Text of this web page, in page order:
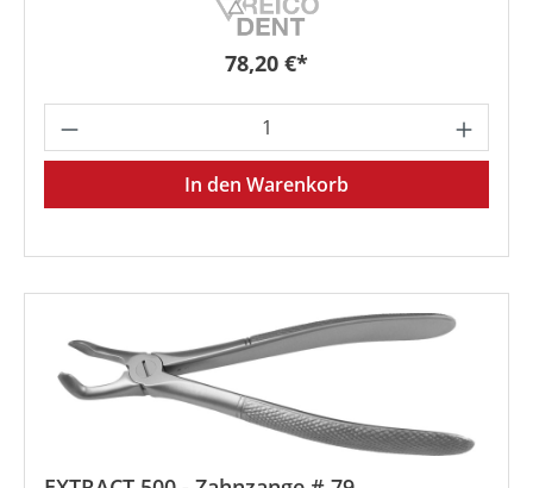
Regulärer Preis:
78,20 €*
Produkt Anzahl: Gib den
In den Warenkorb